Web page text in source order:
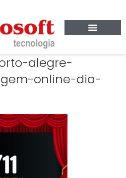
alegre-
online-dia-